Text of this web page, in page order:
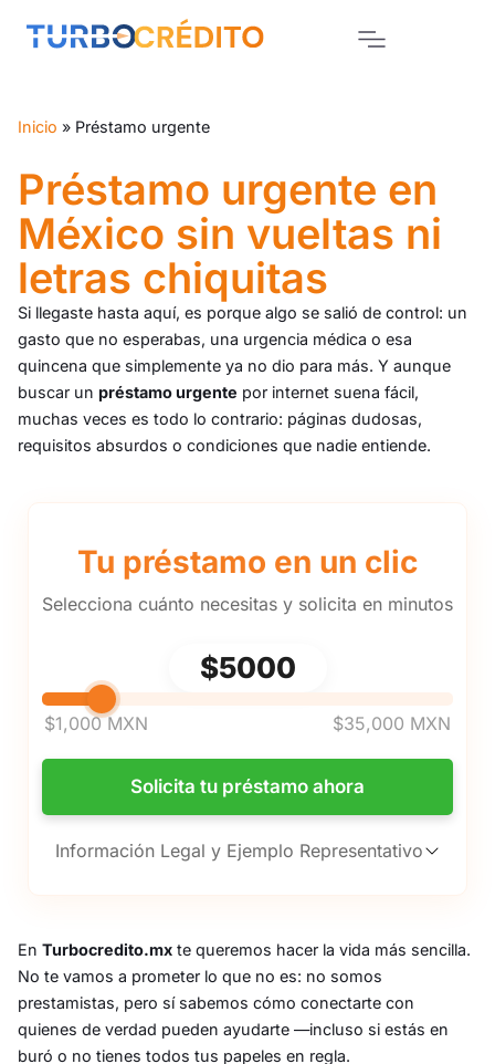
Inicio » Préstamo urgente
Préstamo urgente en
México sin vueltas ni
letras chiquitas
Si llegaste hasta aquí, es porque algo se salió de control: un
gasto que no esperabas, una urgencia médica o esa
quincena que simplemente ya no dio para más. Y aunque
buscar un préstamo urgente por internet suena fácil,
muchas veces es todo lo contrario: páginas dudosas,
requisitos absurdos o condiciones que nadie entiende.
Tu préstamo en un clic
Selecciona cuánto necesitas y solicita en minutos
$5000
$1,000 MXN $35,000 MXN
Solicita tu préstamo ahora
Información Legal y Ejemplo Representativo
En Turbocredito.mx te queremos hacer la vida más sencilla.
No te vamos a prometer lo que no es: no somos
prestamistas, pero sí sabemos cómo conectarte con
quienes de verdad pueden ayudarte —incluso si estás en
buró o no tienes todos tus papeles en regla.